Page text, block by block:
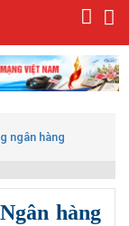
ngân hàng
hàng